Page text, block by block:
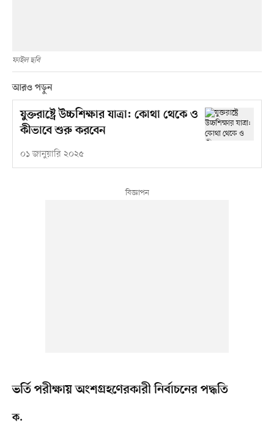
ফাইল ছবি
আরও পড়ুন
যুক্তরাষ্ট্রে উচ্চশিক্ষার যাত্রা: কোথা থেকে ও
কীভাবে শুরু করবেন
০১ জানুয়ারি ২০২৫
ভর্তি পরীক্ষায় অংশগ্রহণেরকারী নির্বাচনের পদ্ধতি
ক.